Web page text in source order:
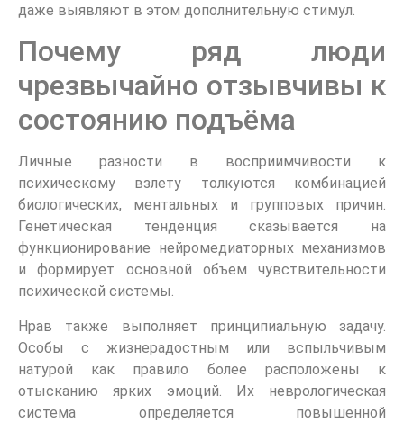
даже выявляют в этом дополнительную стимул.
Почему ряд люди
чрезвычайно отзывчивы к
состоянию подъёма
Личные разности в восприимчивости к
психическому взлету толкуются комбинацией
биологических, ментальных и групповых причин.
Генетическая тенденция сказывается на
функционирование нейромедиаторных механизмов
и формирует основной объем чувствительности
психической системы.
Нрав также выполняет принципиальную задачу.
Особы с жизнерадостным или вспыльчивым
натурой как правило более расположены к
отысканию ярких эмоций. Их неврологическая
система определяется повышенной